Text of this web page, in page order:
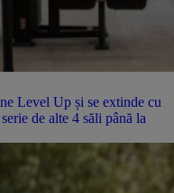
Level Up și se extinde cu
de alte 4 săli până la